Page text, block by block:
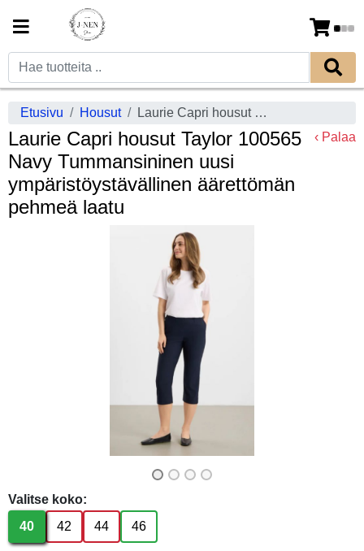
Etusivu Housut Laurie Capri housut Taylor 100565 Navy Tummansininen uusi ympäristöystävällinen äärettömän pehmeä laatu
Laurie Capri housut Taylor 100565
Navy Tummansininen uusi
ympäristöystävällinen äärettömän
pehmeä laatu
‹ Palaa
Valitse koko:
40
42 44 46